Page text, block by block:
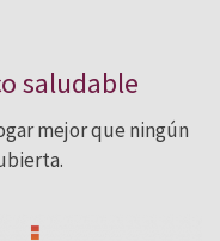
saludable
mejor que ningún